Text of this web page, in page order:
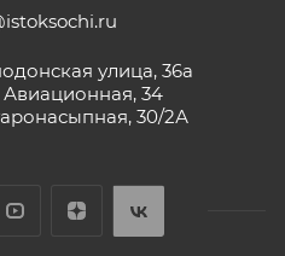
улица, 36а
Авиационная, 34
30/2А